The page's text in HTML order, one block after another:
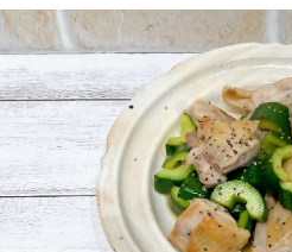
イベント・グッズ
YouTube
会社情報